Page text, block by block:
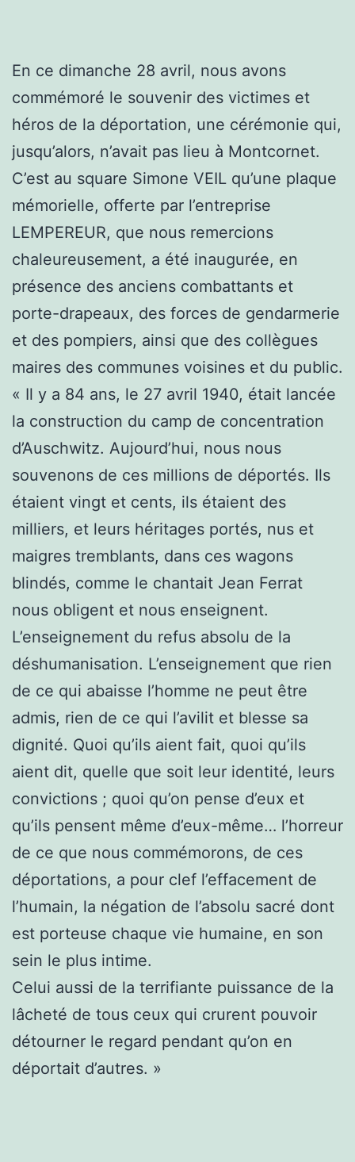
En ce dimanche 28 avril, nous avons
commémoré le souvenir des victimes et
héros de la déportation, une cérémonie qui,
jusqu’alors, n’avait pas lieu à Montcornet.
C’est au square Simone VEIL qu’une plaque
mémorielle, offerte par l’entreprise
LEMPEREUR, que nous remercions
chaleureusement, a été inaugurée, en
présence des anciens combattants et
porte-drapeaux, des forces de gendarmerie
et des pompiers, ainsi que des collègues
maires des communes voisines et du public.
« Il y a 84 ans, le 27 avril 1940, était lancée
la construction du camp de concentration
d’Auschwitz. Aujourd’hui, nous nous
souvenons de ces millions de déportés. Ils
étaient vingt et cents, ils étaient des
milliers, et leurs héritages portés, nus et
maigres tremblants, dans ces wagons
blindés, comme le chantait Jean Ferrat
nous obligent et nous enseignent.
L’enseignement du refus absolu de la
déshumanisation. L’enseignement que rien
de ce qui abaisse l’homme ne peut être
admis, rien de ce qui l’avilit et blesse sa
dignité. Quoi qu’ils aient fait, quoi qu’ils
aient dit, quelle que soit leur identité, leurs
convictions ; quoi qu’on pense d’eux et
qu’ils pensent même d’eux-même… l’horreur
de ce que nous commémorons, de ces
déportations, a pour clef l’effacement de
l’humain, la négation de l’absolu sacré dont
est porteuse chaque vie humaine, en son
sein le plus intime.
Celui aussi de la terrifiante puissance de la
lâcheté de tous ceux qui crurent pouvoir
détourner le regard pendant qu’on en
déportait d’autres. »